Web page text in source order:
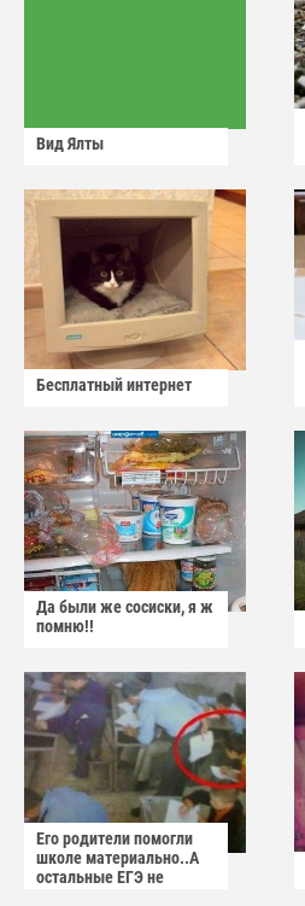
Вид Ялты
Бесплатный интернет
Да были же сосиски, я ж
помню!!
Его родители помогли
школе материально..А
остальные ЕГЭ не